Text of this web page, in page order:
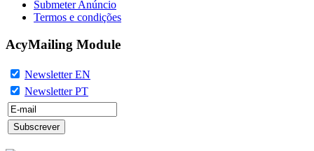
Submeter Anúncio
Termos e condições
AcyMailing Module
Newsletter EN
Newsletter PT